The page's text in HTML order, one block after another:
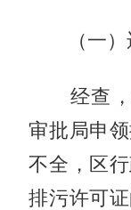
（一）
经查，
审批局申
不全，区
排污许可